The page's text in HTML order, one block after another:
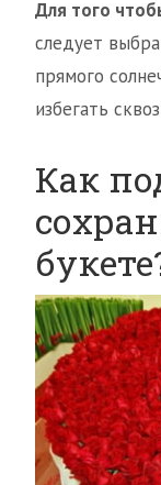
Для того
следует
прямого
избегать
Как